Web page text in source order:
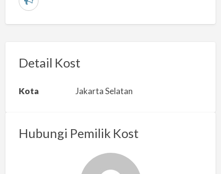
L
r
a
s
Detail Kost
Kota Jakarta Selatan
Hubungi Pemilik Kost